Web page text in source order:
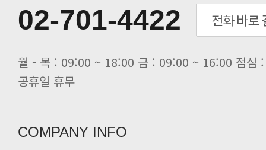
[전자신문] 테라텍과 함께 최적의
[전자신문] AI 인프라 써보고 결정..
[전자신문] 공영삼 테라텍 대표 “단..
[전자신문] 당신의 AI GPU, 지..
02-701-4422
공휴일 휴무
COMPANY INFO